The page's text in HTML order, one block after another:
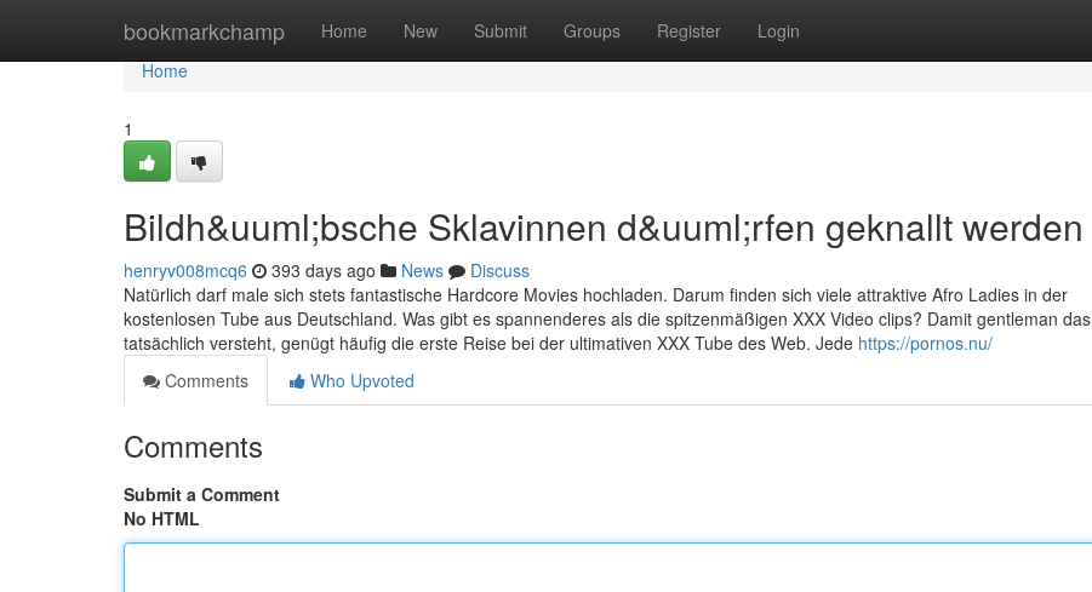
bookmarkchamp Home New Submit Groups Register Login
Home
Home
1
Bildh&uuml;bsche Sklavinnen d&uuml;rfen geknallt werden
henryv008mcq6 393 days ago News
Discuss
Natürlich darf male sich stets fantastische Hardcore Movies hochladen. Darum finden sich viele attraktive Afro Ladies in der
kostenlosen Tube aus Deutschland. Was gibt es spannenderes als die spitzenmäßigen XXX Video clips? Damit gentleman das
tatsächlich versteht, genügt häufig die erste Reise bei der ultimativen XXX Tube des Web. Jede https://pornos.nu/
Comments
Who Upvoted
Comments
Submit a Comment
No HTML